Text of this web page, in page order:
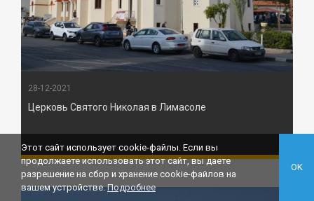
28-12-2021
Церковь Святого Николая в Лимасоле
Этот сайт использует cookie-файлы. Если вы
продолжаете использовать этот сайт, вы даете
разрешение на сбор и хранение cookie-файлов на
вашем устройстве.Подробнее
OK